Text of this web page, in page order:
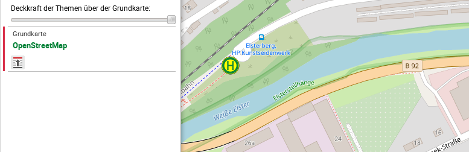
Deckkraft der Themen über der Grundkarte:
Grundkarte
OpenStreetMap